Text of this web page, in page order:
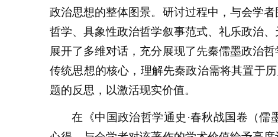
政治思想的整体图景。研讨过程中，与会学
哲学、具象性政治哲学叙事范式、礼乐政治
展开了多维对话，充分展现了先秦儒墨政治
传统思想的核心，理解先秦政治需将其置于
题的反思，以激活现实价值。
在《中国政治哲学通史·春秋战国卷（